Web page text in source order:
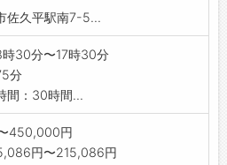
佐久平駅南7-5...
30分〜17時30分
分
間：30時間...
450,000円
円〜215,086円